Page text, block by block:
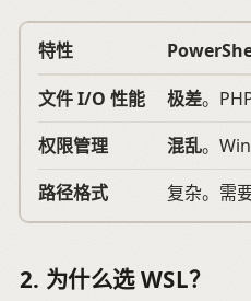
特性
文件 I/O 性能
极差。
权限管理
混乱。
路径格式
复杂。需
2. 为什么选 WSL？